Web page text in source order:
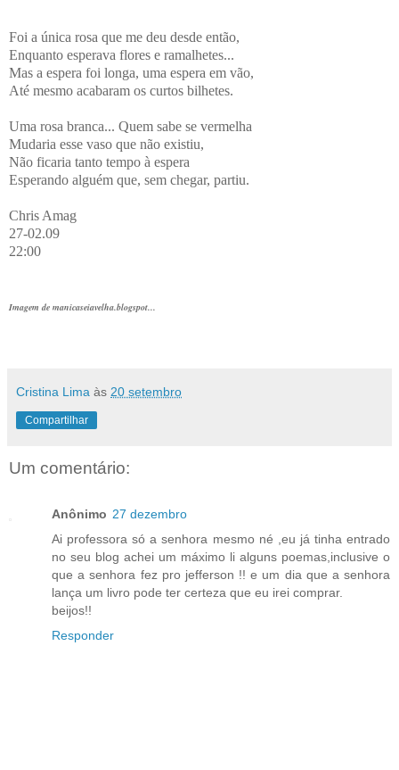
Foi a única rosa que me deu desde então,
Enquanto esperava flores e ramalhetes...
Mas a espera foi longa, uma espera em vão,
Até mesmo acabaram os curtos bilhetes.
Uma rosa branca... Quem sabe se vermelha
Mudaria esse vaso que não existiu,
Não ficaria tanto tempo à espera
Esperando alguém que, sem chegar, partiu.
Chris Amag
27-02.09
22:00
Imagem de manicaseiavelha.blogspot...
Cristina Lima às 20 setembro
Compartilhar
Um comentário:
Anônimo 27 dezembro
Ai professora só a senhora mesmo né ,eu já tinha entrado
no seu blog achei um máximo li alguns poemas,inclusive o
que a senhora fez pro jefferson !! e um dia que a senhora
lança um livro pode ter certeza que eu irei comprar.
beijos!!
Responder